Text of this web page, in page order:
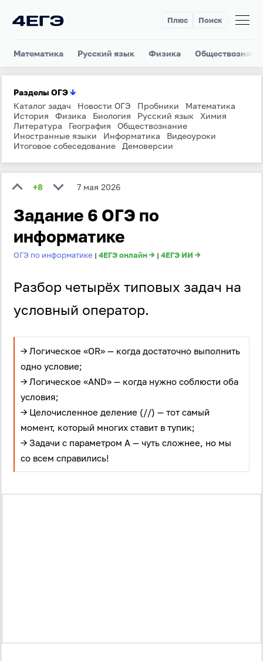
Плюс Поиск
Математика Русский язык Физика
Разделы ОГЭ ↓
Каталог задач
Новости ОГЭ Пробники
Математика
История
Физика Биология Русский язык
Химия
Литература
География
Обществознание
Иностранные языки
Информатика
Видеоуроки
Итоговое собеседование
Демоверсии
+8 7 мая 2026
Задание 6 ОГЭ по
информатике
ОГЭ по информатике | 4ЕГЭ онлайн → | 4ЕГЭ ИИ →
Разбор четырёх типовых задач на
условный оператор.
→ Логическое «OR» — когда достаточно выполнить
одно условие;
→ Логическое «AND» — когда нужно соблюсти оба
условия;
→ Целочисленное деление (//) — тот самый
момент, который многих ставит в тупик;
→ Задачи с параметром A — чуть сложнее, но мы
со всем справились!